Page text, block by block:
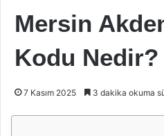
Mersin
Kodu Nedir?
7 Kasım 2025 3 dakika okuma